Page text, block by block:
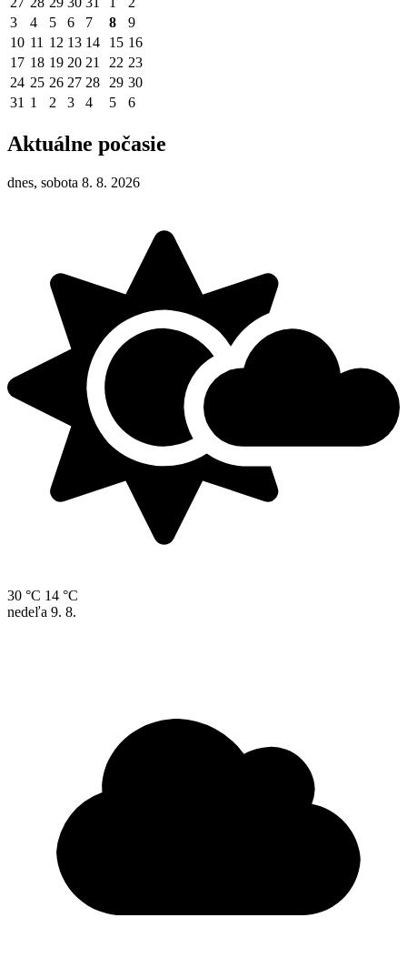
3
4 5 6 7 8
9
10 11 12 13 14 15 16
17 18 19 20 21 22 23
24 25 26 27 28 29 30
31 1 2 3 4 5 6
Aktuálne počasie
dnes, sobota 8. 8. 2026
30 °C 14 °C
nedeľa 9. 8.